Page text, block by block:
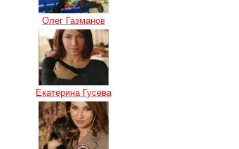
Олег Газманов
Екатерина Гусева